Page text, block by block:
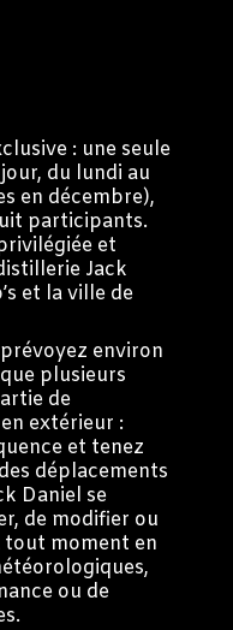
: une seule
du lundi au
en décembre),
participants.
et
Jack
et la ville de
environ
plusieurs
de
extérieur :
et tenez
déplacements
Daniel se
de modifier ou
tout moment en
ou de